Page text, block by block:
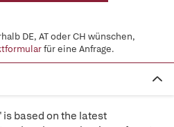
DE, AT oder CH wünschen,
für eine Anfrage.
based on the latest